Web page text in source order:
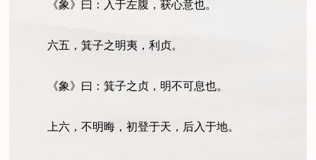
《象》曰：入于左腹，获心意也。
六五，箕子之明夷，利贞。
《象》曰：箕子之贞，明不可息也。
上六，不明晦，初登于天，后入于地。